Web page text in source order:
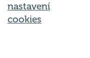
nastavení
cookies